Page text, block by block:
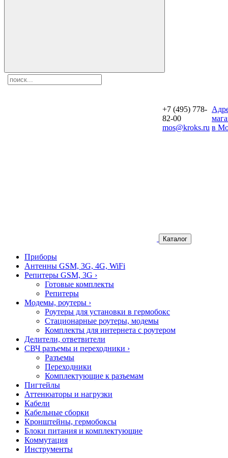
+7 (495) 778-
82-00
mos@kroks.ru в
Каталог
Приборы
Антенны GSM, 3G, 4G, WiFi
Репитеры GSM, 3G ›
Готовые комплекты
Репитеры
Модемы, роутеры ›
Роутеры для установки в гермобокс
Стационарные роутеры, модемы
Комплекты для интернета с роутером
Делители, ответвители
СВЧ разъемы и переходники ›
Разъемы
Переходники
Комплектующие к разъемам
Пигтейлы
Аттенюаторы и нагрузки
Кабели
Кабельные сборки
Кронштейны, гермобоксы
Блоки питания и комплектующие
Коммутация
Инструменты